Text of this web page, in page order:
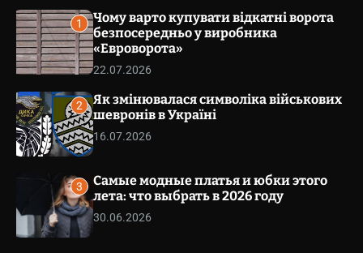
v
e
o
m
u
a
a
s
W
i
d
e
t
1
Чому варто купувати відкатні ворота
безпосередньо у виробника
«Евроворота»
22.07.2026
2
Як змінювалася символіка військових
шевронів в Україні
16.07.2026
3
Самые модные платья и юбки этого
лета: что выбрать в 2026 году
30.06.2026